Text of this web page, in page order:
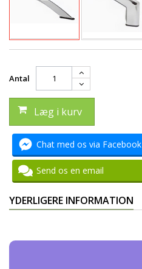
Antal
Læg i kurv
Chat med os via Facebook
Send os en email
YDERLIGERE INFORMATION